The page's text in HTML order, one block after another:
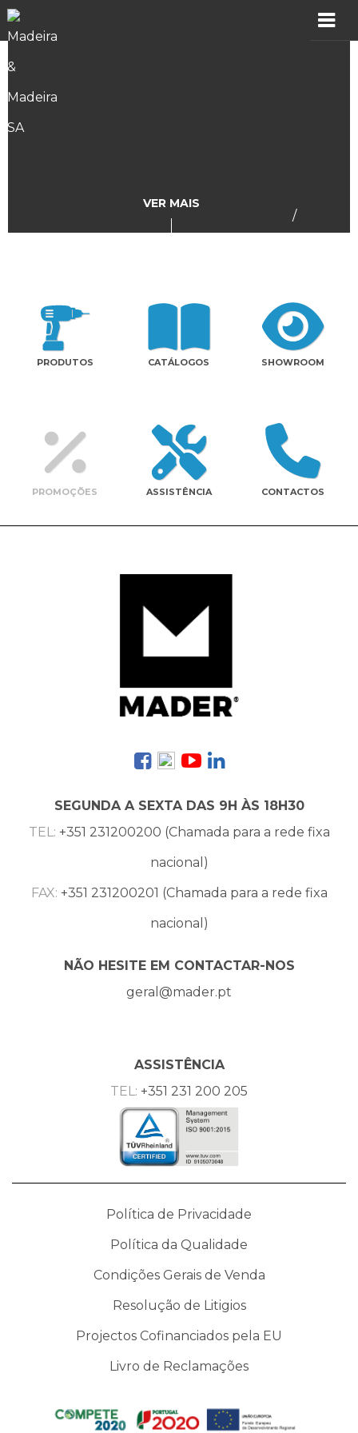
Assistência
Contactos
/
VER MAIS
PRODUTOS CATÁLOGOS SHOWROOM
PROMOÇÕES ASSISTÊNCIA CONTACTOS
SEGUNDA A SEXTA DAS 9H ÀS 18H30
TEL: +351 231200200 (Chamada para a rede fixa
nacional)
FAX: +351 231200201 (Chamada para a rede fixa
nacional)
NÃO HESITE EM CONTACTAR-NOS
geral@mader.pt
ASSISTÊNCIA
TEL: +351 231 200 205
Política de Privacidade
Política da Qualidade
Condições Gerais de Venda
Resolução de Litigios
Projectos Cofinanciados pela EU
Livro de Reclamações